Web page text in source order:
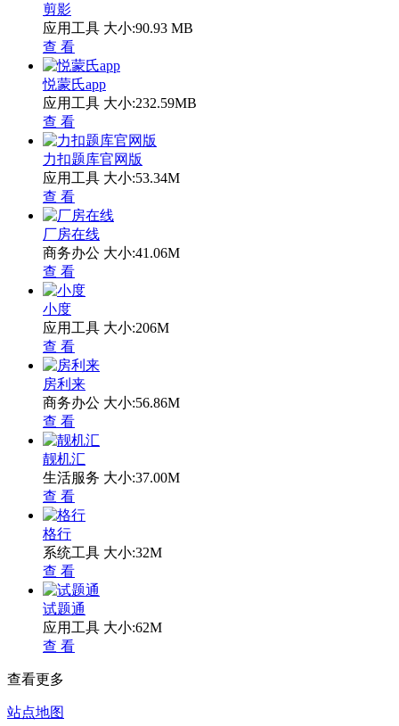
剪影
应用工具 大小:90.93 MB
查 看
悦蒙氏app
应用工具 大小:232.59MB
查 看
力扣题库官网版
应用工具 大小:53.34M
查 看
厂房在线
商务办公 大小:41.06M
查 看
小度
应用工具 大小:206M
查 看
房利来
商务办公 大小:56.86M
查 看
靓机汇
生活服务 大小:37.00M
查 看
格行
系统工具 大小:32M
查 看
试题通
应用工具 大小:62M
查 看
查看更多
站点地图